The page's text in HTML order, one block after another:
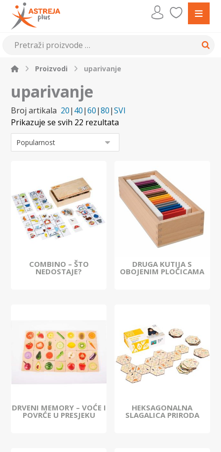
Proizvodi uparivanje
uparivanje
Broj artikala 20| 40|60|80|SVI
Prikazuje se svih 22 rezultata
COMBINO – ŠTO
NEDOSTAJE?
DRUGA KUTIJA S
OBOJENIM PLOČICAMA
DRVENI MEMORY – VOĆE I
POVRĆE U PRESJEKU
HEKSAGONALNA
SLAGALICA PRIRODA